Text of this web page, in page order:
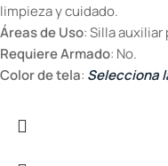
limpieza y cuidado.
Áreas de Uso: Silla
Requiere Armado: No.
Color de tela: Selecciona